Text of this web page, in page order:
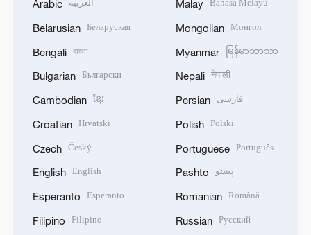
Arabic
Belarusian Беларуская
Bengali বাংলা
Bulgarian Български
Cambodian ខ្មែរ
Croatian Hrvatski
Czech Český
English English
Esperanto Esperanto
Filipino Filipino
Malay
Mongolian Монгол
Myanmar မြန်မာဘာသာ
Nepali नेपाली
Persian فارسی
Polish Polski
Portuguese Português
Pashto پښتو
Romanian Română
Russian Русский